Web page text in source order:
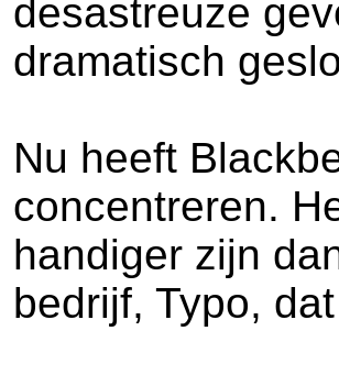
desastreuze
dramatisch
Nu heeft
concentreren.
handiger zijn
bedrijf, Typo,